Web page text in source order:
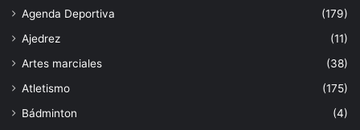
Agenda Deportiva
(179)
Ajedrez
(11)
Artes marciales
(38)
Atletismo
(175)
Bádminton
(4)